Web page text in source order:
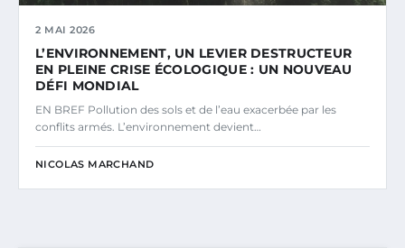
2 MAI 2026
L’ENVIRONNEMENT, UN LEVIER DESTRUCTEUR
EN PLEINE CRISE ÉCOLOGIQUE : UN NOUVEAU
DÉFI MONDIAL
EN BREF Pollution des sols et de l’eau exacerbée par les
conflits armés. L’environnement devient…
NICOLAS MARCHAND